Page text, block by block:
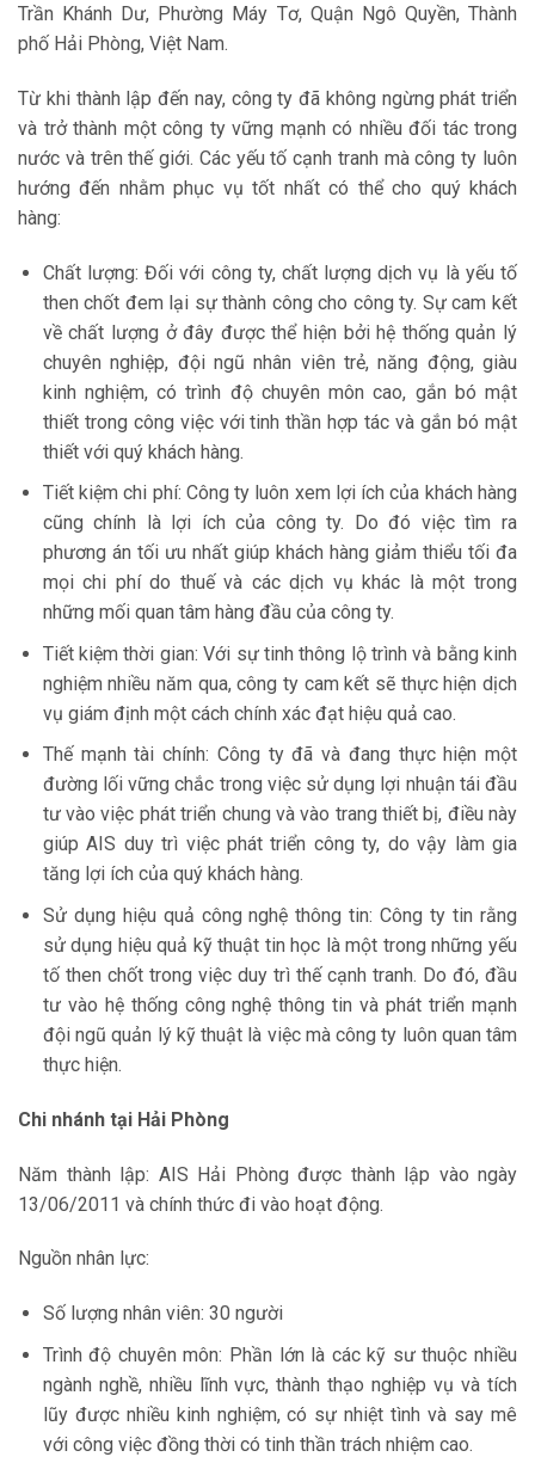
Trần Khánh Dư, Phường Máy Tơ, Quận Ngô Quyền, Thành
phố Hải Phòng, Việt Nam.
Từ khi thành lập đến nay, công ty đã không ngừng phát triển
và trở thành một công ty vững mạnh có nhiều đối tác trong
nước và trên thế giới. Các yếu tố cạnh tranh mà công ty luôn
hướng đến nhằm phục vụ tốt nhất có thể cho quý khách
hàng:
Chất lượng: Đối với công ty, chất lượng dịch vụ là yếu tố
then chốt đem lại sự thành công cho công ty. Sự cam kết
về chất lượng ở đây được thể hiện bởi hệ thống quản lý
chuyên nghiệp, đội ngũ nhân viên trẻ, năng động, giàu
kinh nghiệm, có trình độ chuyên môn cao, gắn bó mật
thiết trong công việc với tinh thần hợp tác và gắn bó mật
thiết với quý khách hàng.
Tiết kiệm chi phí: Công ty luôn xem lợi ích của khách hàng
cũng chính là lợi ích của công ty. Do đó việc tìm ra
phương án tối ưu nhất giúp khách hàng giảm thiểu tối đa
mọi chi phí do thuế và các dịch vụ khác là một trong
những mối quan tâm hàng đầu của công ty.
Tiết kiệm thời gian: Với sự tinh thông lộ trình và bằng kinh
nghiệm nhiều năm qua, công ty cam kết sẽ thực hiện dịch
vụ giám định một cách chính xác đạt hiệu quả cao.
Thế mạnh tài chính: Công ty đã và đang thực hiện một
đường lối vững chắc trong việc sử dụng lợi nhuận tái đầu
tư vào việc phát triển chung và vào trang thiết bị, điều này
giúp AIS duy trì việc phát triển công ty, do vậy làm gia
tăng lợi ích của quý khách hàng.
Sử dụng hiệu quả công nghệ thông tin: Công ty tin rằng
sử dụng hiệu quả kỹ thuật tin học là một trong những yếu
tố then chốt trong việc duy trì thế cạnh tranh. Do đó, đầu
tư vào hệ thống công nghệ thông tin và phát triển mạnh
đội ngũ quản lý kỹ thuật là việc mà công ty luôn quan tâm
thực hiện.
Chi nhánh tại Hải Phòng
Năm thành lập: AIS Hải Phòng được thành lập vào ngày
13/06/2011 và chính thức đi vào hoạt động.
Nguồn nhân lực:
Số lượng nhân viên: 30 người
Trình độ chuyên môn: Phần lớn là các kỹ sư thuộc nhiều
ngành nghề, nhiều lĩnh vực, thành thạo nghiệp vụ và tích
lũy được nhiều kinh nghiệm, có sự nhiệt tình và say mê
với công việc đồng thời có tinh thần trách nhiệm cao.